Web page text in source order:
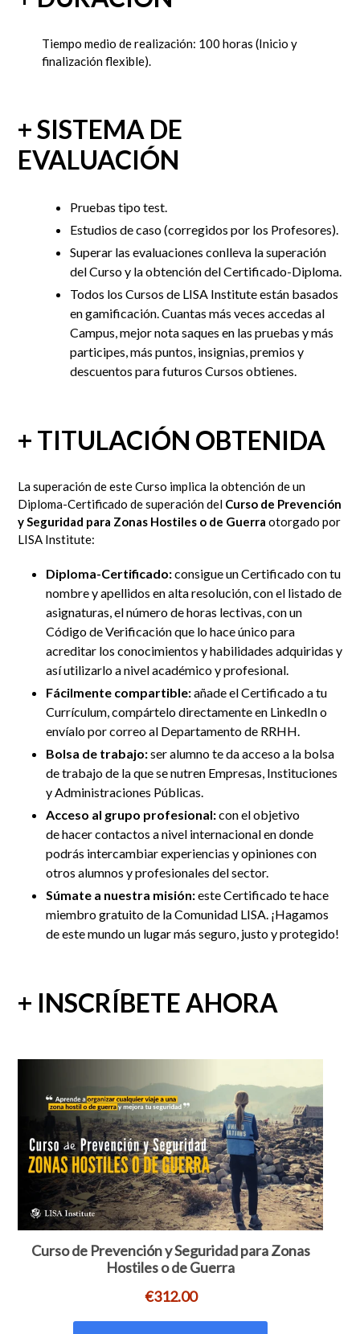
Tiempo medio de realización: 100 horas (Inicio y
finalización flexible).
+ SISTEMA DE
EVALUACIÓN
Pruebas tipo test.
Estudios de caso (corregidos por los Profesores).
Superar las evaluaciones conlleva la superación
del Curso y la obtención del Certificado-Diploma.
Todos los Cursos de LISA Institute están basados
en gamificación. Cuantas más veces accedas al
Campus, mejor nota saques en las pruebas y más
participes, más puntos, insignias, premios y
descuentos para futuros Cursos obtienes.
+ TITULACIÓN OBTENIDA
La superación de este Curso implica la obtención de un
Diploma-Certificado de superación del Curso de Prevención
y Seguridad para Zonas Hostiles o de Guerra otorgado por
LISA Institute:
Diploma-Certificado:consigue un Certificado con tu
nombre y apellidos en alta resolución, con el listado de
asignaturas, el número de horas lectivas, con un
Código de Verificación que lo hace único para
acreditar los conocimientos y habilidades adquiridas y
así utilizarlo a nivel académico y profesional.
Fácilmente compartible:añade el Certificado a tu
Currículum, compártelo directamente en LinkedIno
envíalo por correo al Departamento de RRHH
Bolsa de trabajo:ser alumno te da acceso a la bolsa
de trabajo de la que se nutren Empresas, Instituciones
y Administraciones Públicas.
Acceso al grupo profesional:con el objetivo
dehacer contactos a nivel internacional en donde
podrás intercambiar experiencias y opiniones con
otros alumnos y profesionales del sector.
Súmate a nuestra misión:este Certificado te hace
miembro gratuito de la Comunidad LISA. ¡Hagamos
de este mundo un lugar más seguro, justo y protegido!
+ INSCRÍBETE AHORA